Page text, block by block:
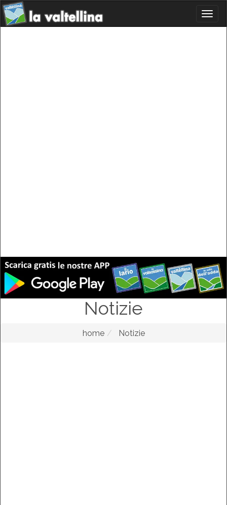
Notizie
home Notizie